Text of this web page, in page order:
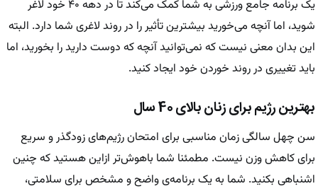
یک برنامه جامع ورزشی به شما کمک می‌کند تا در دهه ۴۰ خود لاغر
شوید، اما آنچه می‌خورید بیشترین تأثیر را در روند لاغری شما دارد. البته
این بدان معنی نیست که نمی‌توانید آنچه که دوست دارید را بخورید، اما
باید تغییری در روند خوردن خود ایجاد کنید.
بهترین رژیم برای زنان بالای 40 سال
سن چهل سالگی زمان مناسبی برای امتحان رژیم‌های زودگذر و سریع
برای کاهش وزن نیست. مطمئنا شما باهوش‌تر ازاین هستید که چنین
اشنباهی بکنید. شما به یک برنامه‌ی واضح و مشخص برای سلامتی،